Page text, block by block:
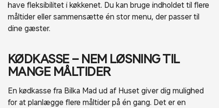
have fleksibilitet i køkkenet. Du kan bruge indholdet til flere
måltider eller sammensætte én stor menu, der passer til
dine gæster.
KØDKASSE – NEM LØSNING TIL
MANGE MÅLTIDER
En kødkasse fra Bilka Mad ud af Huset giver dig mulighed
for at planlægge flere måltider på én gang. Det er en